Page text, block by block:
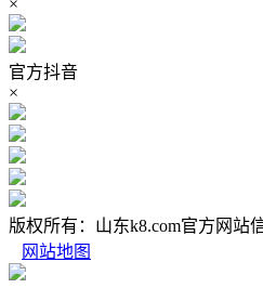
×
官方抖音
×
版权所有：山东k8.com官方网站
网站地图